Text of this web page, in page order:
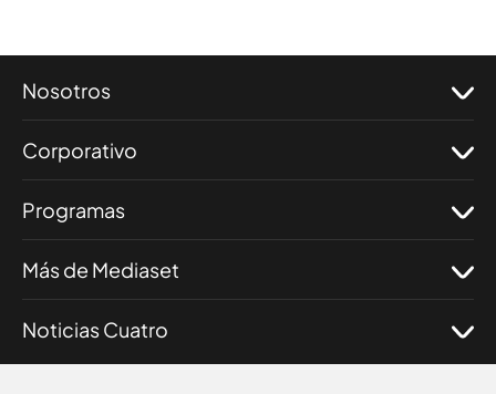
Nosotros
Corporativo
Programas
Más de Mediaset
Noticias Cuatro